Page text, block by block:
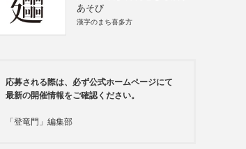
あそび
漢字のまち喜多方
応募される際は、必ず公式ホームページにて
最新の開催情報をご確認ください。
「登竜門」編集部